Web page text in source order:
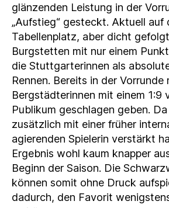
glänzenden Leistung in der
„Aufstieg“ gesteckt. Aktuell auf
Tabellenplatz, aber dicht
Burgstetten mit nur einem
die Stuttgarterinnen als
Rennen. Bereits in der
Bergstädterinnen mit einem 1:9
Publikum geschlagen geben.
zusätzlich mit einer früher
agierenden Spielerin verstärkt
Ergebnis wohl kaum knapper
Beginn der Saison. Die
können somit ohne Druck
dadurch, den Favorit